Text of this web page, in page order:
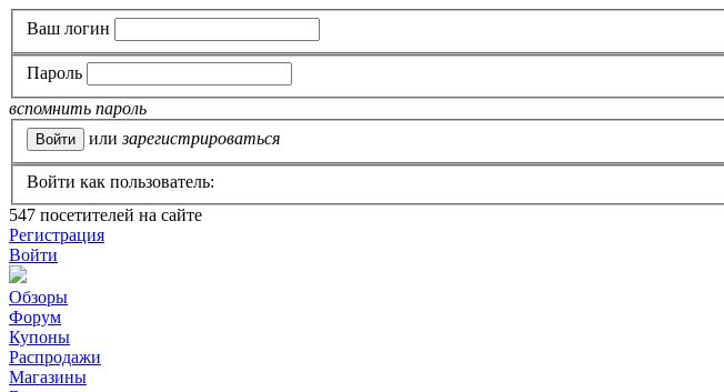
Ваш логин
Пароль
вспомнить пароль
или зарегистрироваться
Войти как пользователь:
547 посетителей на сайте
Регистрация
Войти
Обзоры
Форум
Купоны
Распродажи
Магазины